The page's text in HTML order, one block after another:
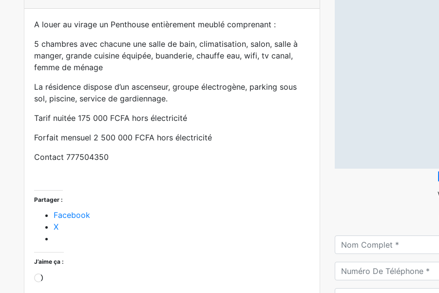
A louer au virage un Penthouse entièrement meublé comprenant :
5 chambres avec chacune une salle de bain, climatisation, salon, salle à
manger, grande cuisine équipée, buanderie, chauffe eau, wifi, tv canal,
femme de ménage
La résidence dispose d’un ascenseur, groupe électrogène, parking sous
sol, piscine, service de gardiennage.
Tarif nuitée 175 000 FCFA hors électricité
Forfait mensuel 2 500 000 FCFA hors électricité
Contact 777504350
Partager :
Facebook
X
J’aime ça :
Chargement…